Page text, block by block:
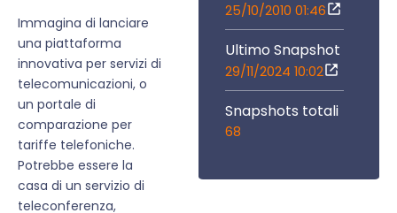
Immagina di lanciare
una piattaforma
innovativa per servizi di
telecomunicazioni, o
un portale di
comparazione per
tariffe telefoniche.
Potrebbe essere la
casa di un servizio di
teleconferenza,
25/10/2010 01:46
Ultimo Snapshot
29/11/2024 10:02
Snapshots totali
68